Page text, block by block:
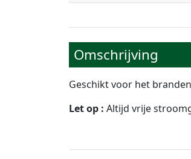
Omschrijving
Geschikt voor het
Let op : Altijd vrije